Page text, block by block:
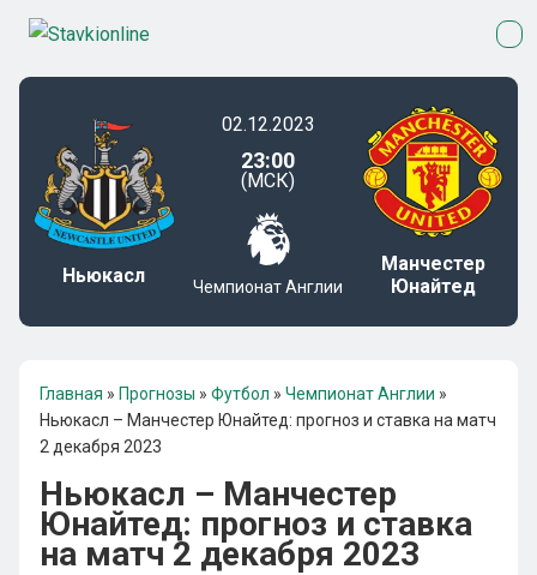
Ньюкасл
02.12.2023
23:00
(МСК)
Чемпионат Англии
Манчестер
Юнайтед
Главная » Прогнозы » Футбол » Чемпионат Англии »
Ньюкасл – Манчестер Юнайтед: прогноз и ставка на матч
2 декабря 2023
Ньюкасл – Манчестер
Юнайтед: прогноз и ставка
на матч 2 декабря 2023